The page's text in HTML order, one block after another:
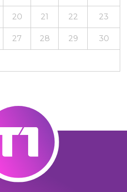
20 21 22 23
27 28 29 30